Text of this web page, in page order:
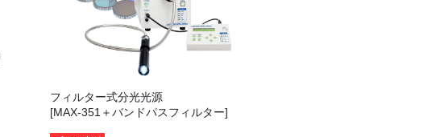
フィルター式分光光源
[MAX-351＋バンドパスフィルター]